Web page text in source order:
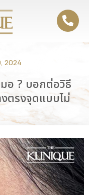
2024
อ ? บอกต่อวิธี
ตรงจุดแบบไม่